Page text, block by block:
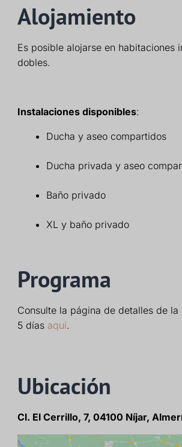
Alojamiento
Es posible alojarse en habitaciones
dobles.
Instalaciones disponibles:
Ducha y aseo compartidos
Ducha privada y aseo
Baño privado
XL y baño privado
Programa
Consulte la página de detalles de
5 días aquí.
Ubicación
Cl. El Cerrillo, 7, 04100 Níjar,